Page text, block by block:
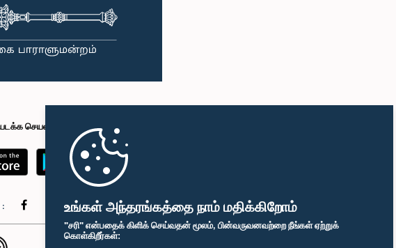
உங்கள் அந்தரங்கத்தை நாம் மதிக்கிறோம்
"சரி" என்பதைக் கிளிக் செய்வதன் மூலம், பின்வருவனவற்றை நீங்கள் ஏற்றுக்
கொள்கிறீர்கள்:
செயலி
: